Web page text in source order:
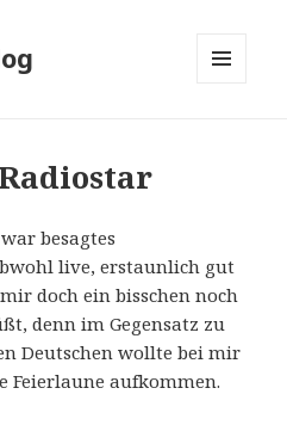
besagtes
live, erstaunlich gut
doch ein bisschen noch
denn im Gegensatz zu
Deutschen wollte bei mir
Feierlaune aufkommen.